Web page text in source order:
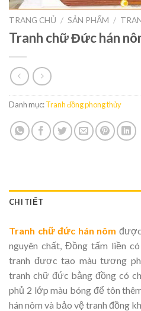
TRANG CHỦ / SẢN PHẨM /
Tranh chữ Đức hán
Danh mục:Tranh đồng phong thủy
CHI TIẾT
Tranh chữ đức hán nôm
nguyên chất, Đồng tấm liền
tranh được tạo màu tương
tranh chữ đức bằng đồng có
phủ 2 lớp màu bóng để tôn
hán nôm và bảo vệ tranh đồng